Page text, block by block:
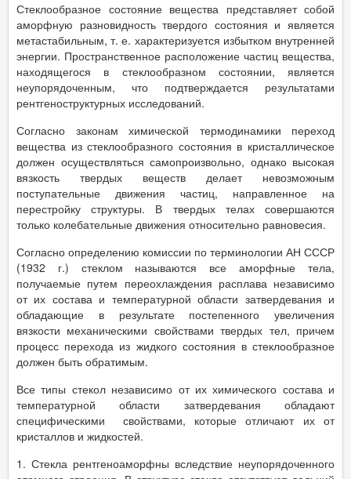
Стеклообразное состояние вещества представляет собой
аморфную разновидность твердого состояния и является
метастабильным, т. е. характеризуется избытком внутренней
энергии. Пространственное расположение частиц вещества,
находящегося в стеклообразном состоянии, является
неупорядоченным, что подтверждается результатами
рентгеноструктурных исследований.
Согласно законам химической термодинамики переход
вещества из стеклообразного состояния в кристаллическое
должен осуществляться самопроизвольно, однако высокая
вязкость твердых веществ делает невозможным
поступательные движения частиц, направленное на
перестройку структуры. В твердых телах совершаются
только колебательные движения относительно равновесия.
Согласно определению комиссии по терминологии АН СССР
(1932 г.) стеклом называются все аморфные тела,
получаемые путем переохлаждения расплава независимо
от их состава и температурной области затвердевания и
обладающие в результате постепенного увеличения
вязкости механическими свойствами твердых тел, причем
процесс перехода из жидкого состояния в стеклообразное
должен быть обратимым.
Все типы стекол независимо от их химического состава и
температурной области затвердевания обладают
специфическими свойствами, которые отличают их от
кристаллов и жидкостей.
1. Стекла рентгеноаморфны вследствие неупорядоченного